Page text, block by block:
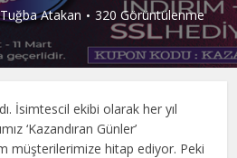
Tuğba Atakan 320 Görüntülenme
İsimtescil ekibi olarak her yıl
‘Kazandıran Günler’
müşterilerimize hitap ediyor. Peki